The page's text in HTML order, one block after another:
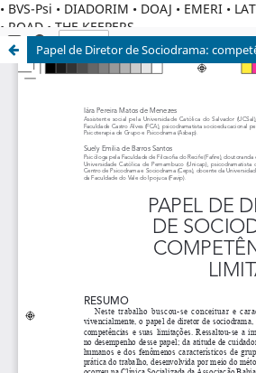
• BVS-Psi • DIADORIM • DOAJ • EMERI •
• ROAD • THE KEEPERS
Papel de Diretor de Sociodrama: